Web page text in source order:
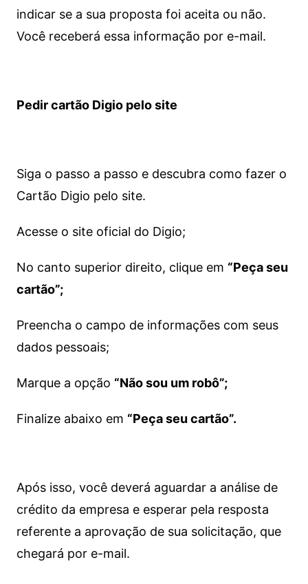
indicar se a sua proposta foi aceita ou não.
Você receberá essa informação por e-mail.
Pedir cartão Digio pelo site
Siga o passo a passo e descubra como fazer o
Cartão Digio pelo site.
Acesse o site oficial do Digio;
No canto superior direito, clique em “Peça seu
cartão”;
Preencha o campo de informações com seus
dados pessoais;
Marque a opção “Não sou um robô”;
Finalize abaixo em “Peça seu cartão”.
Após isso, você deverá aguardar a análise de
crédito da empresa e esperar pela resposta
referente a aprovação de sua solicitação, que
chegará por e-mail.